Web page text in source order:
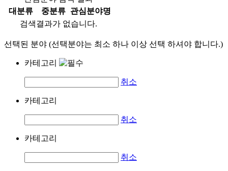
대분류
중분류
관심분야명
검색결과가 없습니다.
선택된 분야 (선택분야는 최소 하나 이상 선택 하셔야 합니다.)
카테고리
취소
카테고리
취소
카테고리
취소